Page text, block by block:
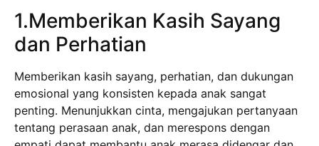
1.Memberikan Kasih Sayang
dan Perhatian
Memberikan kasih sayang, perhatian, dan dukungan
emosional yang konsisten kepada anak sangat
penting. Menunjukkan cinta, mengajukan pertanyaan
tentang perasaan anak, dan merespons dengan